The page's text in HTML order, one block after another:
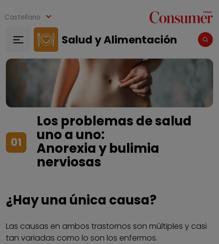
Castellano
Salud y Alimentación
01
Los problemas de salud
uno a uno:
Anorexia y bulimia
nerviosas
¿Hay una única causa?
Las causas en ambos trastornos son múltiples y casi
tan variadas como lo son los enfermos.